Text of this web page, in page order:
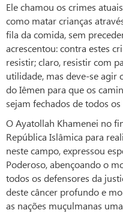
Ele chamou os crimes
como matar crianças
fila da comida, sem
acrescentou: contra estes
resistir; claro, resistir com
utilidade, mas deve-se agir
do Iêmen para que os
sejam fechados de todos os
O Ayatollah Khamenei no
República Islâmica para
neste campo, expressou
Poderoso, abençoando o
todos os defensores da
deste câncer profundo e
as nações muçulmanas